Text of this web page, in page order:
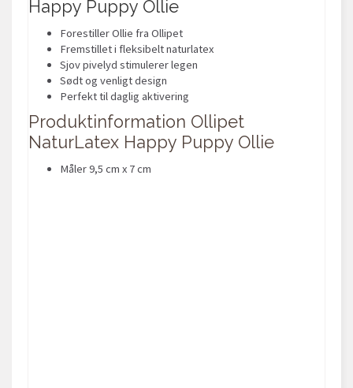
Happy Puppy Ollie
Forestiller Ollie fra Ollipet
Fremstillet i fleksibelt naturlatex
Sjov pivelyd stimulerer legen
Sødt og venligt design
Perfekt til daglig aktivering
Produktinformation Ollipet
NaturLatex Happy Puppy Ollie
Måler 9,5 cm x 7 cm